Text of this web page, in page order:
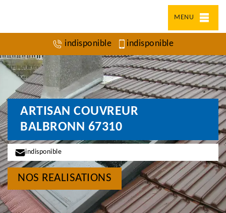
MENU
indisponible indisponible
ARTISAN COUVREUR
BALBRONN 67310
indisponible
NOS REALISATIONS